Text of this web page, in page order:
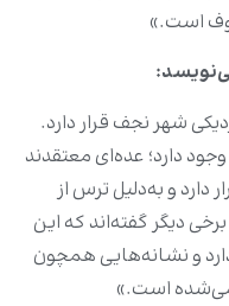
است.»
:
شهر نجف قرار دارد.
دارد؛ عده‌ای معتقدند
و به‌دلیل ترس از
دیگر گفته‌اند که این
و نشانه‌هایی همچون
می‌شده است.»